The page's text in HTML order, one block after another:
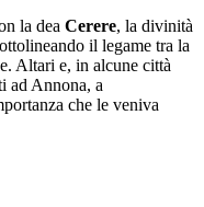
la dea Cerere, la divinità
il legame tra la
Altari e, in alcune città
ad Annona, a
che le veniva